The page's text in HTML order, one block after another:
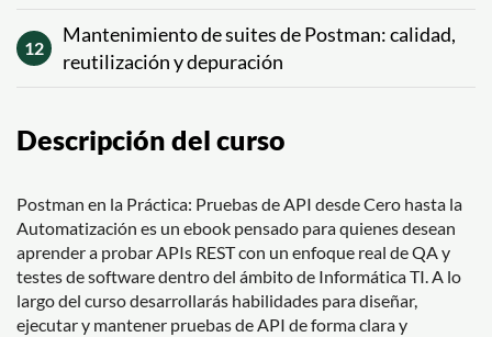
12
Mantenimiento de suites de Postman: calidad,
reutilización y depuración
Descripción del curso
Postman en la Práctica: Pruebas de API desde Cero hasta la
Automatización es un ebook pensado para quienes desean
aprender a probar APIs REST con un enfoque real de QA y
testes de software dentro del ámbito de Informática TI. A lo
largo del curso desarrollarás habilidades para diseñar,
ejecutar y mantener pruebas de API de forma clara y